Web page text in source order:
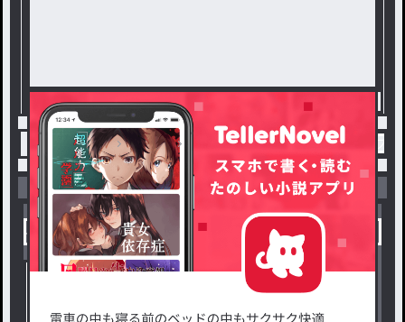
トップ 雑談 プリンさんへ！ / 桃 姫(サブ)@フ
小説を探す
新着小説一覧
ジャンルから探す
恋愛・ロマンス